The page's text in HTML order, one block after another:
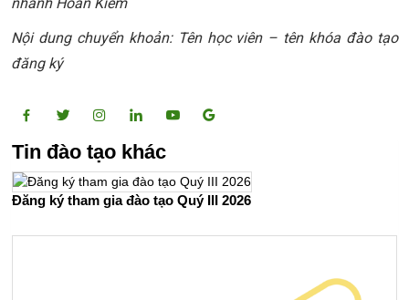
Nội dung chuyển khoản: Tên học viên – tên khóa đào tạo
đăng ký
Tin đào tạo khác
Đăng ký tham gia đào tạo Quý III 2026